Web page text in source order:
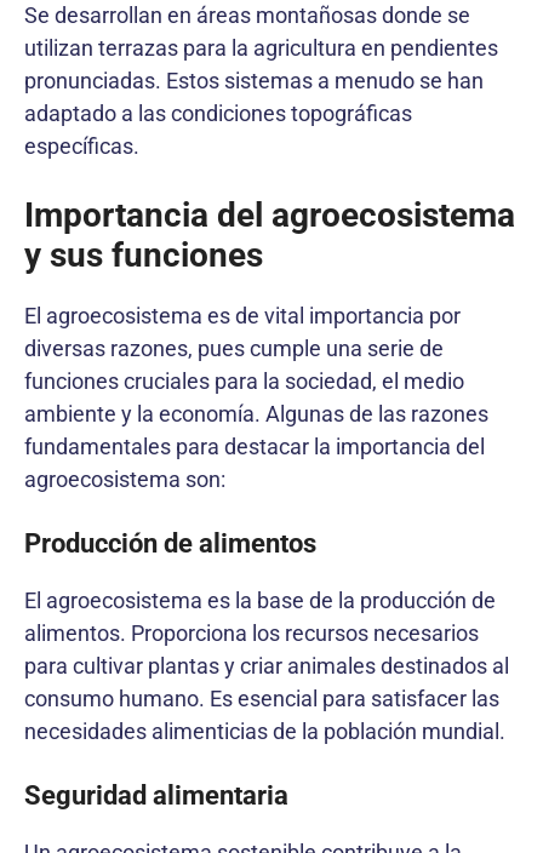
Se desarrollan en áreas montañosas donde se
utilizan terrazas para la agricultura en pendientes
pronunciadas. Estos sistemas a menudo se han
adaptado a las condiciones topográficas
específicas.
Importancia del agroecosistema
y sus funciones
El agroecosistema es de vital importancia por
diversas razones, pues cumple una serie de
funciones cruciales para la sociedad, el medio
ambiente y la economía. Algunas de las razones
fundamentales para destacar la importancia del
agroecosistema son:
Producción de alimentos
El agroecosistema es la base de la producción de
alimentos. Proporciona los recursos necesarios
para cultivar plantas y criar animales destinados al
consumo humano. Es esencial para satisfacer las
necesidades alimenticias de la población mundial.
Seguridad alimentaria